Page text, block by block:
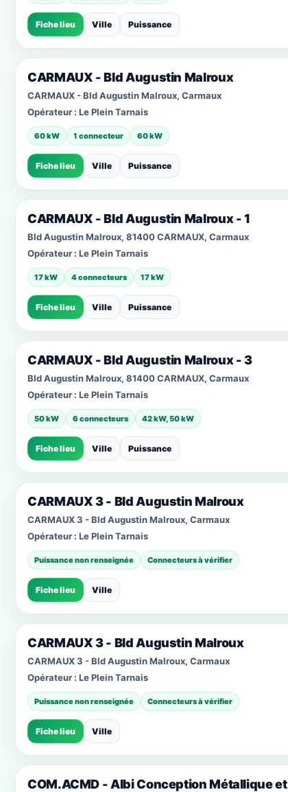
Fiche lieu Ville Puissance
CARMAUX - Bld Augustin Malroux
CARMAUX - Bld Augustin Malroux, Carmaux
Opérateur : Le Plein Tarnais
60 kW 1 connecteur 60 kW
Fiche lieu Ville Puissance
CARMAUX - Bld Augustin Malroux - 1
Bld Augustin Malroux, 81400 CARMAUX, Carmaux
Opérateur : Le Plein Tarnais
17 kW 4 connecteurs 17 kW
Fiche lieu Ville Puissance
CARMAUX - Bld Augustin Malroux - 3
Bld Augustin Malroux, 81400 CARMAUX, Carmaux
Opérateur : Le Plein Tarnais
50 kW 6 connecteurs 42 kW, 50 kW
Fiche lieu Ville Puissance
CARMAUX 3 - Bld Augustin Malroux
CARMAUX 3 - Bld Augustin Malroux, Carmaux
Opérateur : Le Plein Tarnais
Puissance non renseignée Connecteurs à vérifier
Fiche lieu Ville
CARMAUX 3 - Bld Augustin Malroux
CARMAUX 3 - Bld Augustin Malroux, Carmaux
Opérateur : Le Plein Tarnais
Puissance non renseignée Connecteurs à vérifier
Fiche lieu Ville
COM.ACMD - Albi Conception Métallique et